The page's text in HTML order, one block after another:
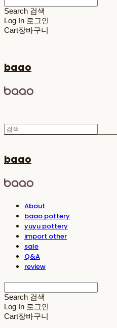
Search 검색
Log In 로그인
Cart장바구니
baao
baao
About
baao pottery
yuyu pottery
import other
sale
Q&A
review
Search 검색
Log In 로그인
Cart장바구니